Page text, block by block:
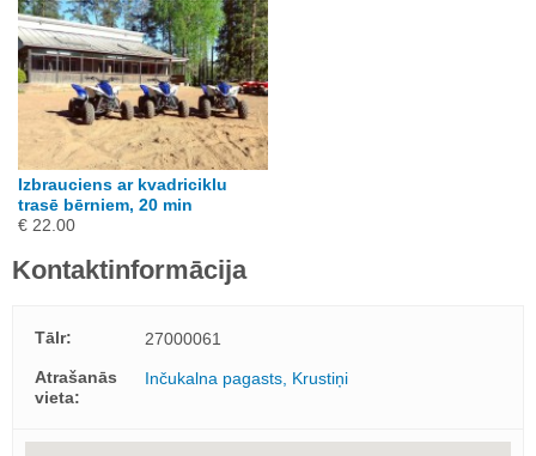
Izbrauciens ar kvadriciklu
trasē bērniem, 20 min
€ 22.00
Kontaktinformācija
Tālr:
27000061
Atrašanās
vieta:
Inčukalna pagasts, Krustiņi